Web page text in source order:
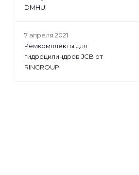
DMHUI
7 апреля 2021
Ремкомплекты для
гидроцилиндров JCB от
RINGROUP